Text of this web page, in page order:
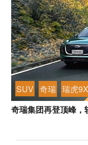
SUV 奇瑞 瑞虎9X
奇瑞集团再登顶峰，